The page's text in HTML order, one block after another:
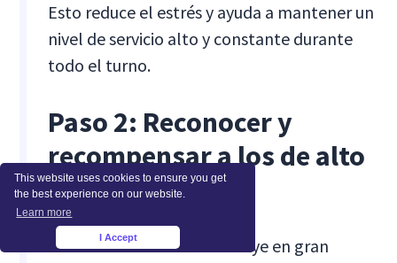
This website uses cookies to ensure you get
the best experience on our website.
Learn more
I Accept
Esto reduce el estrés y ayuda a mantener un
nivel de servicio alto y constante durante
todo el turno.
Paso 2: Reconocer y
recompensar a los de alto
rendimiento
El reconocimiento contribuye en gran